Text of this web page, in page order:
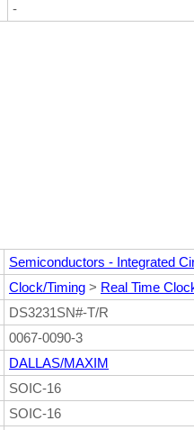
-
Semiconductors - Integrated
Clock/Timing > Real Time
DS3231SN#-T/R
0067-0090-3
DALLAS/MAXIM
SOIC-16
SOIC-16